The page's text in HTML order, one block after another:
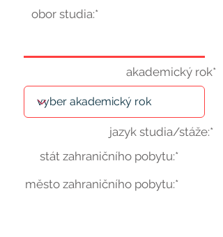
obor studia:*
akademický rok*
jazyk studia/stáže:*
stát zahraničního pobytu:*
město zahraničního pobytu:*